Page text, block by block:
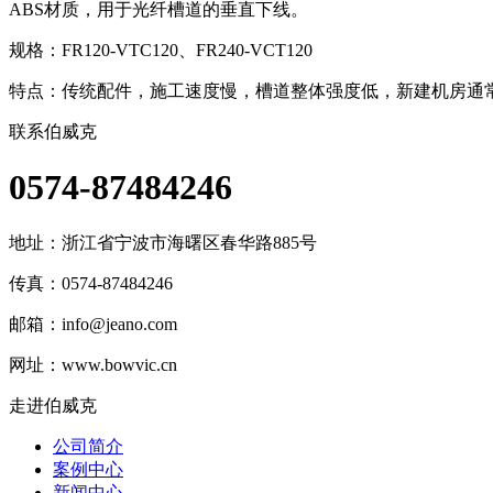
ABS材质，用于光纤槽道的垂直下线。
规格：FR120-VTC120、FR240-VCT120
特点：传统配件，施工速度慢，槽道整体强度低，新建机房通
联系伯威克
0574-87484246
地址： 浙江省宁波市海曙区春华路885号
传真：0574-87484246
邮箱： info@jeano.com
网址：www.bowvic.cn
走进伯威克
公司简介
案例中心